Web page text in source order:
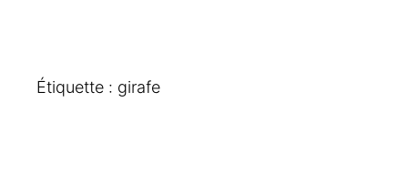
Étiquette : girafe